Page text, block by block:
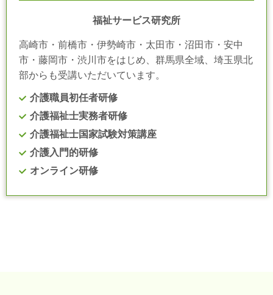
福祉サービス研究所
高崎市・前橋市・伊勢崎市・太田市・沼田市・安中
市・藤岡市・渋川市をはじめ、群馬県全域、埼玉県北
部からも受講いただいています。
介護職員初任者研修
介護福祉士実務者研修
介護福祉士国家試験対策講座
介護入門的研修
オンライン研修